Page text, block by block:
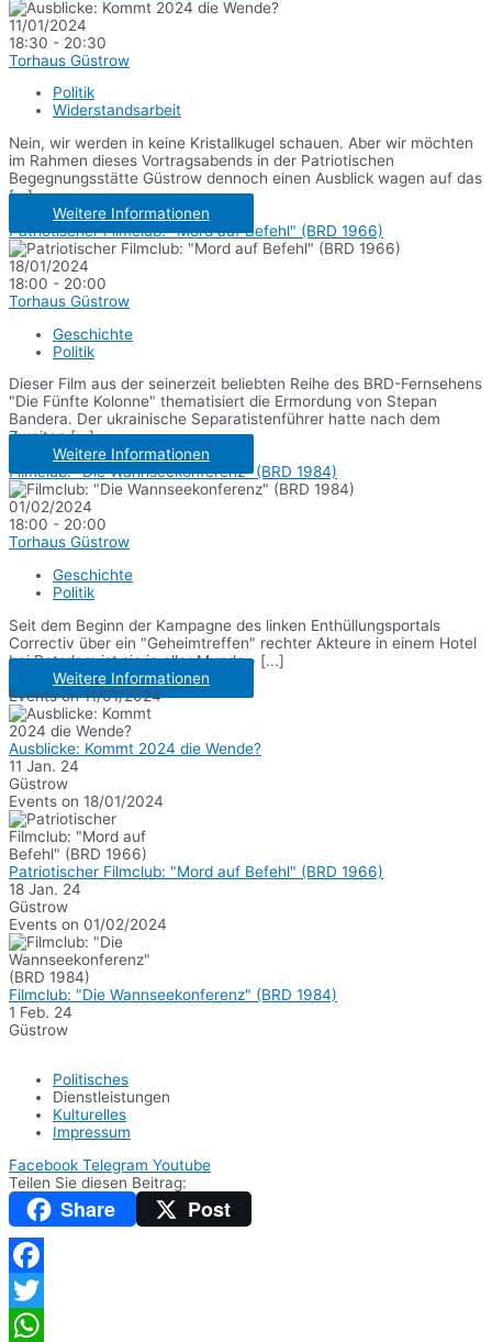
11/01/2024
18:30 - 20:30
Torhaus Güstrow
Politik
Widerstandsarbeit
Nein, wir werden in keine Kristallkugel schauen. Aber wir möchten
im Rahmen dieses Vortragsabends in der Patriotischen
Begegnungsstätte Güstrow dennoch einen Ausblick wagen auf das
[...]
Weitere Informationen
Patriotischer Filmclub: "Mord auf Befehl" (BRD 1966)
18/01/2024
18:00 - 20:00
Torhaus Güstrow
Geschichte
Politik
Dieser Film aus der seinerzeit beliebten Reihe des BRD-Fernsehens
"Die Fünfte Kolonne" thematisiert die Ermordung von Stepan
Bandera. Der ukrainische Separatistenführer hatte nach dem
Zweiten [...]
Weitere Informationen
Filmclub: "Die Wannseekonferenz" (BRD 1984)
01/02/2024
18:00 - 20:00
Torhaus Güstrow
Geschichte
Politik
Seit dem Beginn der Kampagne des linken Enthüllungsportals
Correctiv über ein "Geheimtreffen" rechter Akteure in einem Hotel
bei Potsdam ist sie in aller Munde - [...]
Weitere Informationen
Events on 11/01/2024
Ausblicke: Kommt 2024 die Wende?
11 Jan. 24
Güstrow
Events on 18/01/2024
Patriotischer Filmclub: "Mord auf Befehl" (BRD 1966)
18 Jan. 24
Güstrow
Events on 01/02/2024
Filmclub: "Die Wannseekonferenz" (BRD 1984)
1 Feb. 24
Güstrow
Politisches
Dienstleistungen
Kulturelles
Impressum
Facebook Telegram Youtube
Teilen Sie diesen Beitrag:
Share Post
Facebook
Twitter